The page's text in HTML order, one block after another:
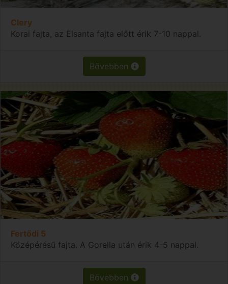
Clery
Korai fajta, az Elsanta fajta előtt érik 7-10 nappal.
Bővebben
Fertődi 5
Középérésű fajta. A Gorella után érik 4-5 nappal.
Bővebben